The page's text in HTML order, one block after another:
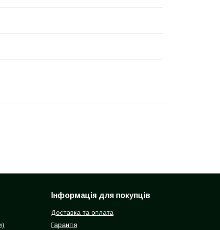
Інформація для покупців
Доставка та оплата
Гарантія